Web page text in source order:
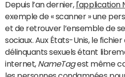
Depuis l’an dernier, l'application
exemple de « scanner » une
et de retrouver l’ensemble de
sociaux. Aux États-Unis, le
délinquants sexuels étant
internet, NameTagest même